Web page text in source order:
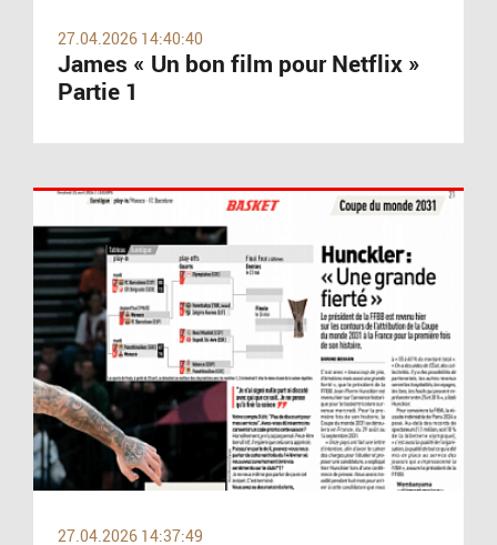
27.04.2026 14:40:40
James « Un bon film pour Netflix »
Partie 1
27.04.2026 14:37:49